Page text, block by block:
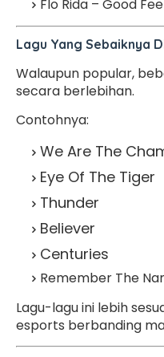
Flo Rida – Good
Lagu Yang Sebaiknya
Walaupun popular,
secara berlebihan.
Contohnya:
We Are The
Eye Of The Tiger
Thunder
Believer
Centuries
Remember The
Lagu-lagu ini lebih
esports berbanding